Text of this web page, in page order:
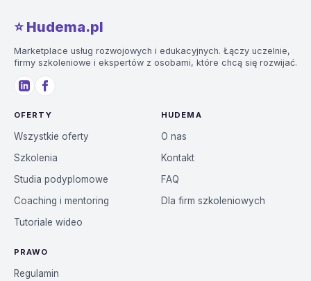
⭐️ Hudema.pl
Marketplace usług rozwojowych i edukacyjnych. Łączy uczelnie,
firmy szkoleniowe i ekspertów z osobami, które chcą się rozwijać.
OFERTY
Wszystkie oferty
Szkolenia
Studia podyplomowe
Coaching i mentoring
Tutoriale wideo
HUDEMA
O nas
Kontakt
FAQ
Dla firm szkoleniowych
PRAWO
Regulamin